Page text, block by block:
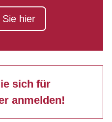
Sie hier
sich für
anmelden!